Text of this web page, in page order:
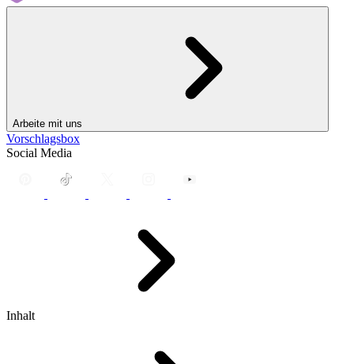
Arbeite mit uns
Vorschlagsbox
Social Media
Inhalt